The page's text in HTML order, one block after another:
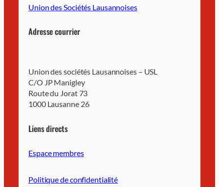
Union des Sociétés Lausannoises
Adresse courrier
Union des sociétés Lausannoises – USL
C/O JP Manigley
Route du Jorat 73
1000 Lausanne 26
Liens directs
Espace membres
Politique de confidentialité